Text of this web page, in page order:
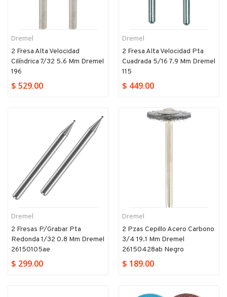
Dremel
2 Fresa Alta Velocidad
Cilíndrica 7/32 5.6 Mm Dremel
196
$ 529.00
Dremel
2 Fresa Alta Velocidad Pta
Cuadrada 5/16 7.9 Mm Dremel
115
$ 449.00
Dremel
2 Fresas P/grabar Pta
Redonda 1/32 0.8 Mm Dremel
26150105ae
$ 299.00
Dremel
2 Pzas Cepillo Acero Carbono
3/4 19.1 Mm Dremel
26150428ab Negro
$ 189.00